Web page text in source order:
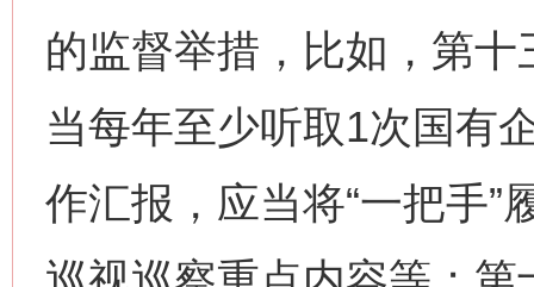
的监督举措，比如，第
当每年至少听取1次国有
作汇报，应当将“一把手”